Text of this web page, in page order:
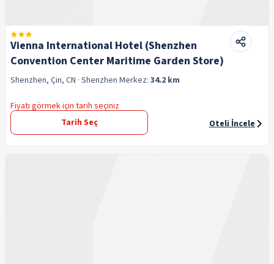
Vienna International Hotel (Shenzhen
Convention Center Maritime Garden Store)
Shenzhen, Çin, CN · Shenzhen Merkez: 34.2 km
Fiyatı görmek için tarih seçiniz
Tarih Seç
Oteli İncele